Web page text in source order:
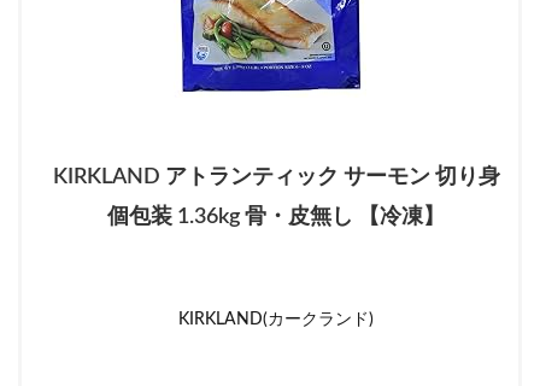
KIRKLAND アトランティック サーモン 切り身
個包装 1.36kg 骨・皮無し 【冷凍】
KIRKLAND(カークランド)